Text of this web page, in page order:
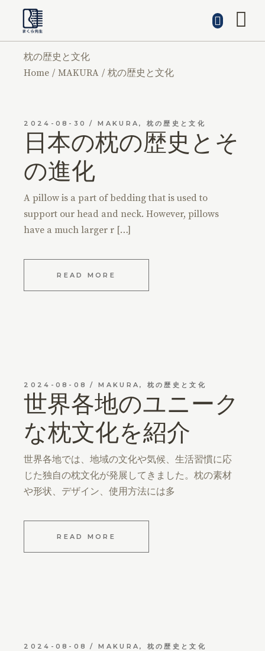
枕の歴史と文化
Home
MAKURA 枕の歴史と文化
2024-08-30 MAKURA, 枕の歴史と文化
日本の枕の歴史とそ
の進化
A pillow is a part of bedding that is used to
support our head and neck. However, pillows
have a much larger r […]
READ MORE
2024-08-08 MAKURA, 枕の歴史と文化
世界各地のユニーク
な枕文化を紹介
世界各地では、地域の文化や気候、生活習慣に応
じた独自の枕文化が発展してきました。枕の素材
や形状、デザイン、使用方法には多
READ MORE
2024-08-08 MAKURA, 枕の歴史と文化